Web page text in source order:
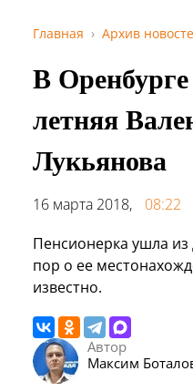
Главная Архив
В
летняя
Лукьянова
16 марта 2018,
08:22
Пенсионерка ушла
пор о ее
известно.
Автор
Максим